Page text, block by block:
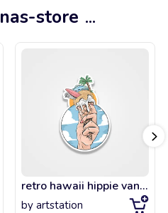
nas-store ...
retro hawaii hippie van beach surfer longboard aloha
by artstation